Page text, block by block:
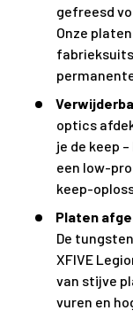
gefreesd
Onze
optics
je de keep
een low-
keep-
Platen
De
XFIVE
van stijve
vuren en